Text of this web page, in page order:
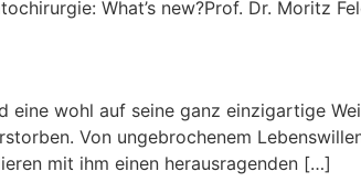
What’s new?Prof. Dr. Moritz
eine wohl auf seine ganz einzigartige
Von ungebrochenem
mit ihm einen herausragenden […]